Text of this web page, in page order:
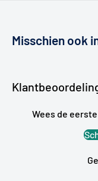
Misschien ook
Wees de